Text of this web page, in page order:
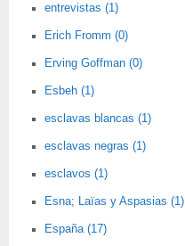
entrevistas (1)
Erich Fromm (0)
Erving Goffman (0)
Esbeh (1)
esclavas blancas (1)
esclavas negras (1)
esclavos (1)
Esna; Laïas y Aspasias (1)
España (17)